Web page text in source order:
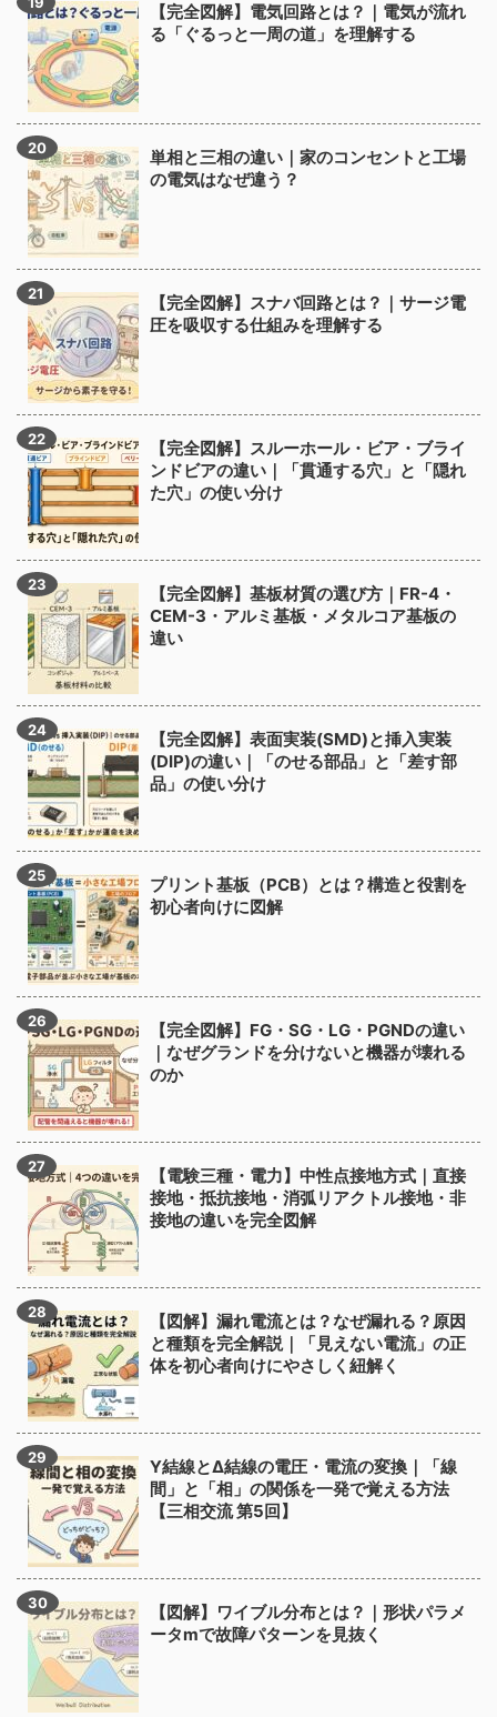
【完全図解】電気回路とは？｜電気が流れ
る「ぐるっと一周の道」を理解する
単相と三相の違い｜家のコンセントと工場
の電気はなぜ違う？
【完全図解】スナバ回路とは？｜サージ電
圧を吸収する仕組みを理解する
【完全図解】スルーホール・ビア・ブライ
ンドビアの違い｜「貫通する穴」と「隠れ
た穴」の使い分け
【完全図解】基板材質の選び方｜FR-4・
CEM-3・アルミ基板・メタルコア基板の
違い
【完全図解】表面実装(SMD)と挿入実装
(DIP)の違い｜「のせる部品」と「差す部
品」の使い分け
プリント基板（PCB）とは？構造と役割を
初心者向けに図解
【完全図解】FG・SG・LG・PGNDの違い
｜なぜグランドを分けないと機器が壊れる
のか
【電験三種・電力】中性点接地方式｜直接
接地・抵抗接地・消弧リアクトル接地・非
接地の違いを完全図解
【図解】漏れ電流とは？なぜ漏れる？原因
と種類を完全解説｜「見えない電流」の正
体を初心者向けにやさしく紐解く
Y結線とΔ結線の電圧・電流の変換｜「線
間」と「相」の関係を一発で覚える方法
【三相交流 第5回】
【図解】ワイブル分布とは？｜形状パラメ
ータmで故障パターンを見抜く